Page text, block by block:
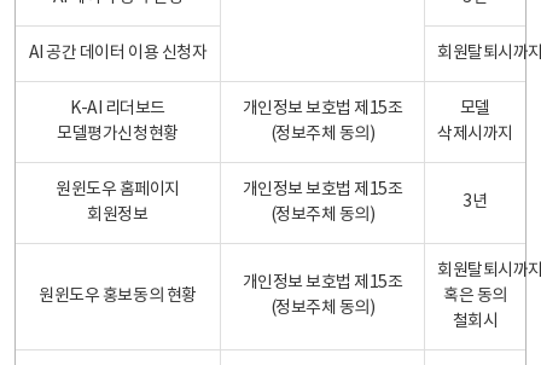
AI 공간 데이터 이용 신청자 회원탈퇴시까
K-AI 리더보드
모델평가신청현황
개인정보 보호법 제15조
(정보주체 동의)
모델
삭제시까지
원윈도우 홈페이지
회원정보
개인정보 보호법 제15조
(정보주체 동의)
3년
원윈도우 홍보동의 현황
개인정보 보호법 제15조
(정보주체 동의)
회원탈퇴시까
혹은 동의
철회시